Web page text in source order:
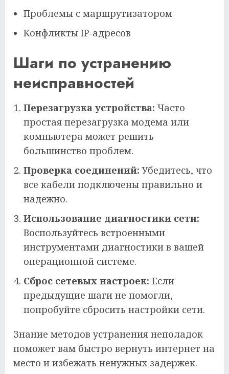
Проблемы с маршрутизатором
Конфликты IP-адресов
Шаги по устранению
неисправностей
Перезагрузка устройства: Часто
простая перезагрузка модема или
компьютера может решить
большинство проблем.
Проверка соединений: Убедитесь, что
все кабели подключены правильно и
надежно.
Использование диагностики сети:
Воспользуйтесь встроенными
инструментами диагностики в вашей
операционной системе.
Сброс сетевых настроек: Если
предыдущие шаги не помогли,
попробуйте сбросить настройки сети.
Знание методов устранения неполадок
поможет вам быстро вернуть интернет на
место и избежать ненужных задержек.